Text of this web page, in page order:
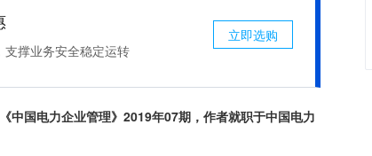
撑业务安全稳定运转
立即选购
国电力企业管理》2019年07期，作者就职于中国电力